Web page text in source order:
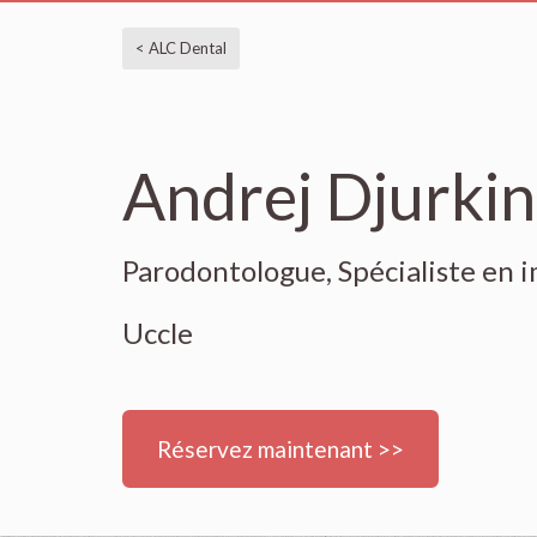
< ALC Dental
Andrej Djurkin
Parodontologue, Spécialiste en
Uccle
Réservez maintenant >>